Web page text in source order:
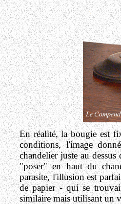
En réalité, la bougie est
conditions, l'image
chandelier juste au
"poser" en haut du
parasite, l'illusion est
de papier - qui se
similaire mais utilisant un